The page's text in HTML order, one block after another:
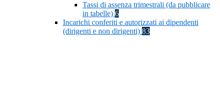
Tassi di assenza trimestrali (da pubblicare
in tabelle) 6
Incarichi conferiti e autorizzati ai dipendenti
(dirigenti e non dirigenti) 83